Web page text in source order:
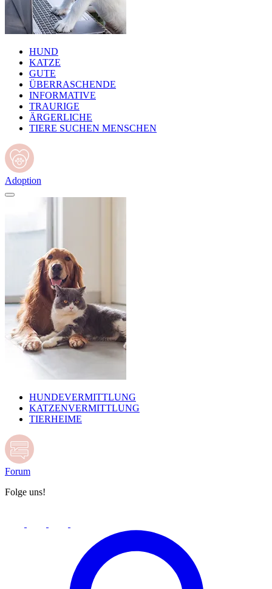
HUND
KATZE
GUTE
ÜBERRASCHENDE
INFORMATIVE
TRAURIGE
ÄRGERLICHE
TIERE SUCHEN MENSCHEN
Adoption
HUNDEVERMITTLUNG
KATZENVERMITTLUNG
TIERHEIME
Forum
Folge uns!